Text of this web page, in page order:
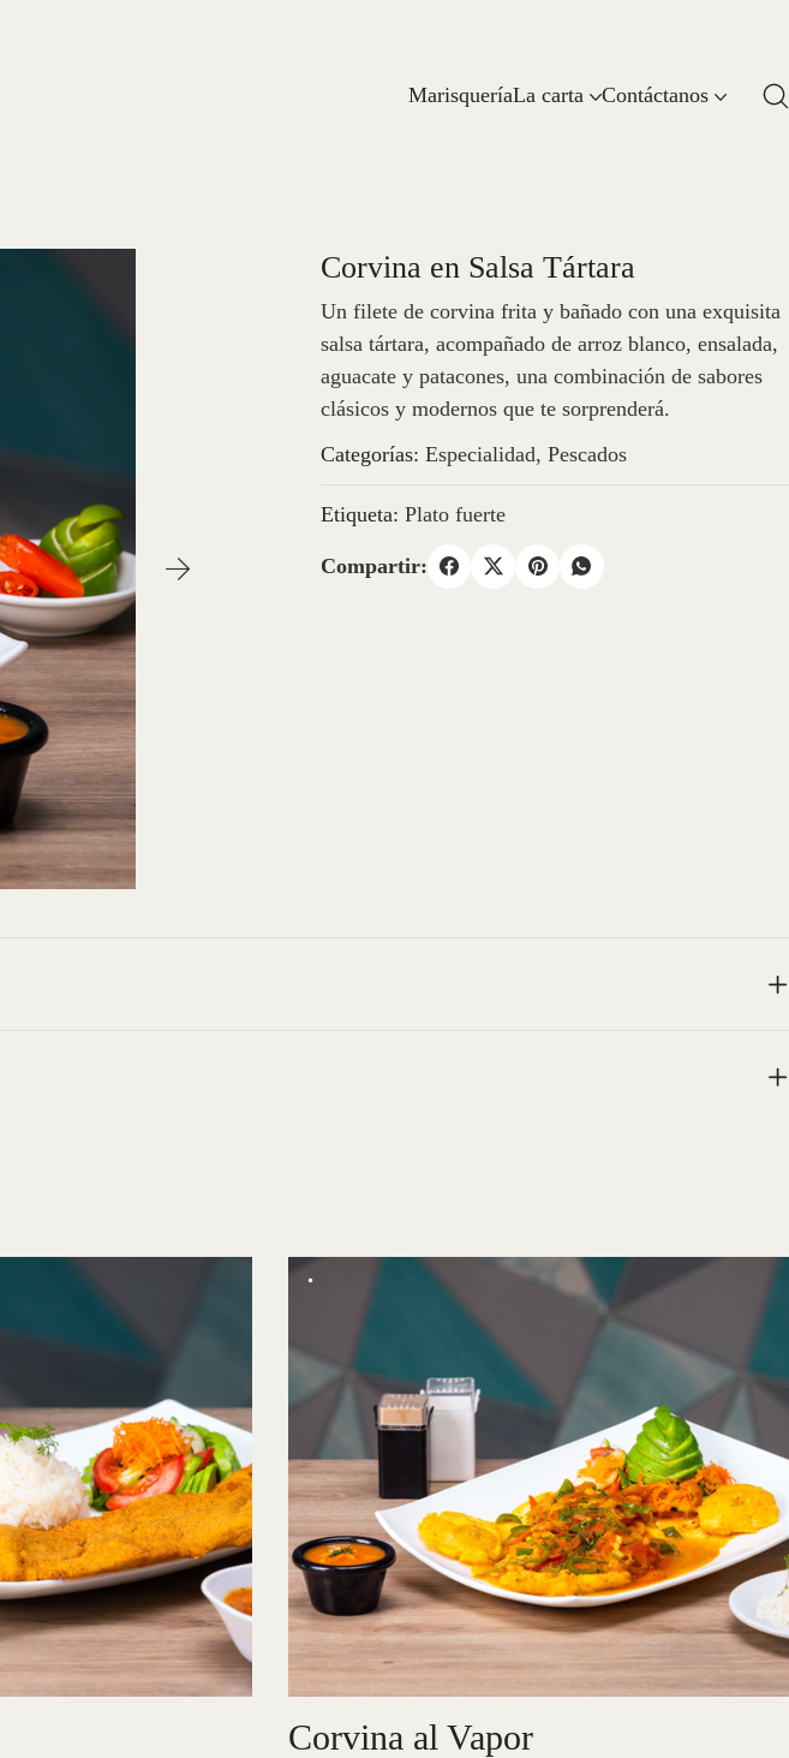
MarisqueríaLa carta Contáctanos
Corvina en Salsa Tártara
Un filete de corvina frita y bañado con una exquisita
salsa tártara, acompañado de arroz blanco, ensalada,
aguacate y patacones, una combinación de sabores
clásicos y modernos que te sorprenderá.
Categorías: Especialidad, Pescados
Etiqueta: Plato fuerte
Compartir:
Corvina al Vapor